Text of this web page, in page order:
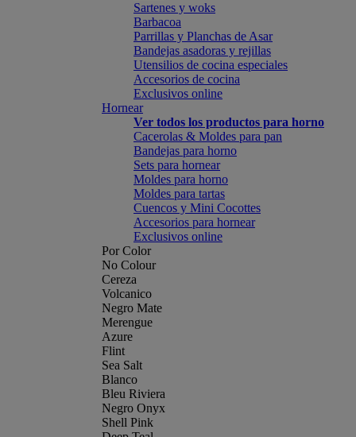
Sartenes y woks
Barbacoa
Parrillas y Planchas de Asar
Bandejas asadoras y rejillas
Utensilios de cocina especiales
Accesorios de cocina
Exclusivos online
Hornear
Ver todos los productos para horno
Cacerolas & Moldes para pan
Bandejas para horno
Sets para hornear
Moldes para horno
Moldes para tartas
Cuencos y Mini Cocottes
Accesorios para hornear
Exclusivos online
Por Color
No Colour
Cereza
Volcanico
Negro Mate
Merengue
Azure
Flint
Sea Salt
Blanco
Bleu Riviera
Negro Onyx
Shell Pink